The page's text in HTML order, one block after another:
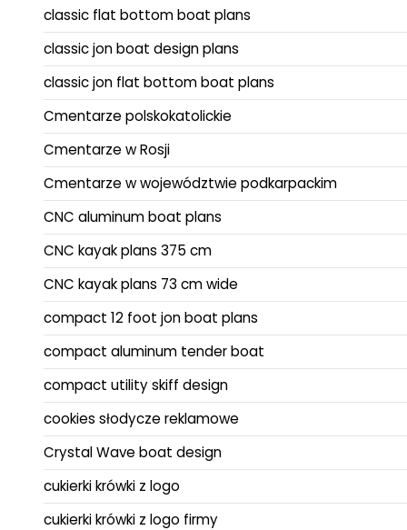
classic flat bottom boat plans
classic jon boat design plans
classic jon flat bottom boat plans
Cmentarze polskokatolickie
Cmentarze w Rosji
Cmentarze w województwie podkarpackim
CNC aluminum boat plans
CNC kayak plans 375 cm
CNC kayak plans 73 cm wide
compact 12 foot jon boat plans
compact aluminum tender boat
compact utility skiff design
cookies słodycze reklamowe
Crystal Wave boat design
cukierki krówki z logo
cukierki krówki z logo firmy